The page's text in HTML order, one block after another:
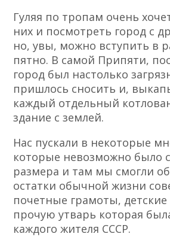
Гуляя по тропам очень
них и посмотреть город с
но, увы, можно вступить в
пятно. В самой Припяти,
город был настолько
пришлось сносить и,
каждый отдельный
здание с землей.
Нас пускали в некоторые
которые невозможно было
размера и там мы смогли
остатки обычной жизни
почетные грамоты,
прочую утварь которая
каждого жителя СССР.